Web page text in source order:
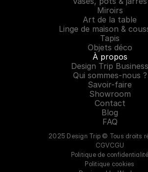
Miroirs
Art de la table
Linge de maison &
Tapis
Objets déco
À propos
Design Trip Business
Qui sommes-nous ?
Savoir-faire
Showroom
Contact
Blog
FAQ
2025 Design Trip © Tous droits
CGVCGU
Politique de confidentialité
Politique cookies